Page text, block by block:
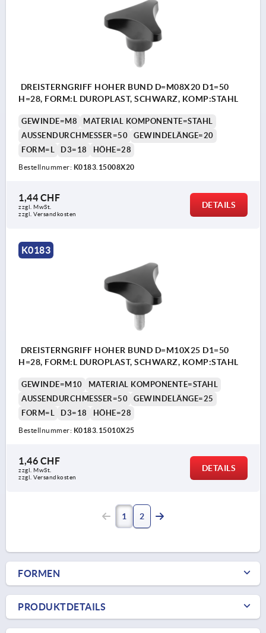
DREISTERNGRIFF HOHER BUND D=M08X20 D1=50
H=28, FORM:L DUROPLAST, SCHWARZ, KOMP:STAHL
GEWINDE=M8
MATERIAL KOMPONENTE=STAHL
AUSSENDURCHMESSER=50
GEWINDELÄNGE=20
FORM=L
D3=18 HÖHE=28
Bestellnummer: K0183.15008X20
1,44 CHF
zzgl. MwSt.
zzgl. Versandkosten
DETAILS
K0183
DREISTERNGRIFF HOHER BUND D=M10X25 D1=50
H=28, FORM:L DUROPLAST, SCHWARZ, KOMP:STAHL
GEWINDE=M10
MATERIAL KOMPONENTE=STAHL
AUSSENDURCHMESSER=50
GEWINDELÄNGE=25
FORM=L
D3=18 HÖHE=28
Bestellnummer: K0183.15010X25
1,46 CHF
zzgl. MwSt.
zzgl. Versandkosten
DETAILS
1 2
FORMEN
PRODUKTDETAILS